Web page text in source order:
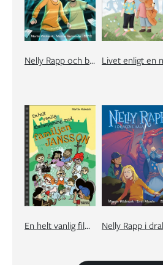
Nelly Rapp och bullergasten
En helt vanlig filminspelning med familjen Jansson